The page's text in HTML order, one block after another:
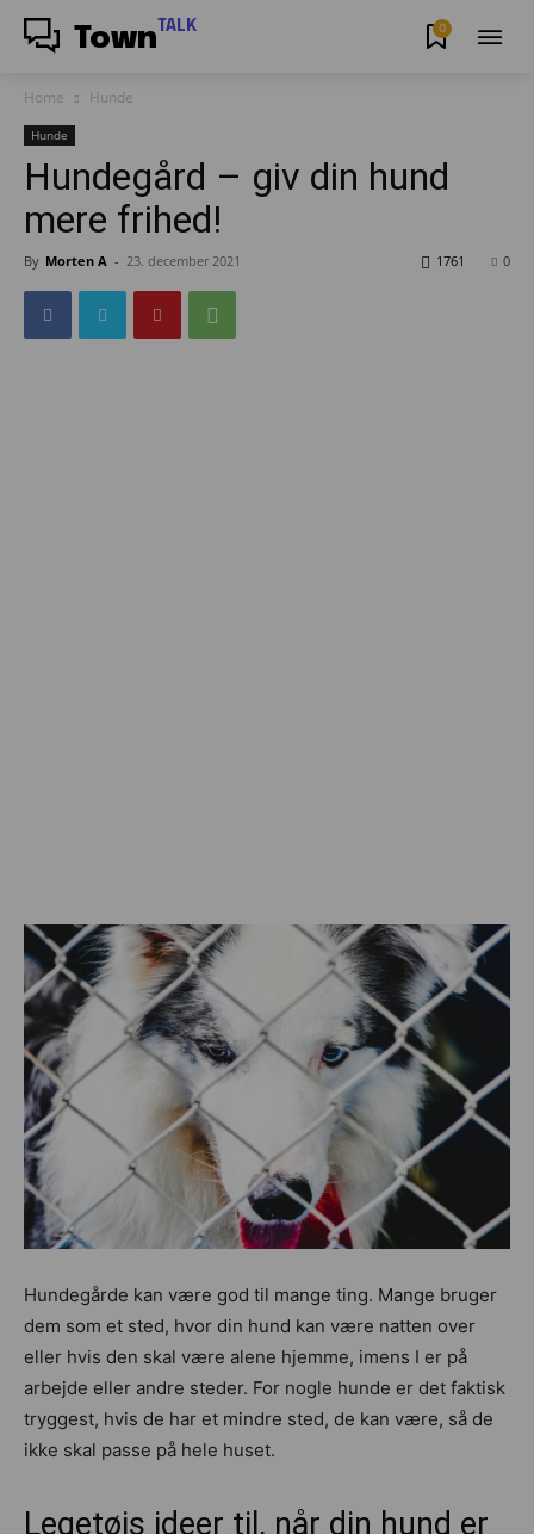
Town TALK 0
Home Hunde
Hunde
Hundegård – giv din hund
mere frihed!
By Morten A - 23. december 2021 0
1761
Hundegårde kan være god til mange ting. Mange bruger
dem som et sted, hvor din hund kan være natten over
eller hvis den skal være alene hjemme, imens I er på
arbejde eller andre steder. For nogle hunde er det faktisk
tryggest, hvis de har et mindre sted, de kan være, så de
ikke skal passe på hele huset.
Legetøjs ideer til, når din hund er